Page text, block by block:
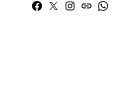
Facebook
TwitterInstagram
issuu